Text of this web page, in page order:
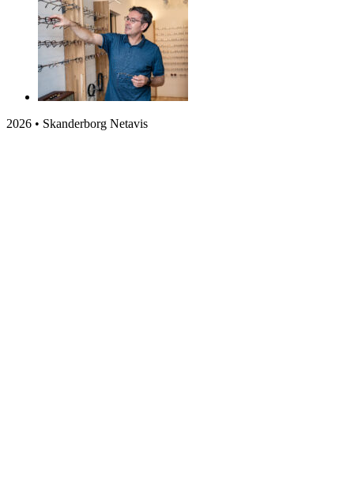
2026 • Skanderborg Netavis